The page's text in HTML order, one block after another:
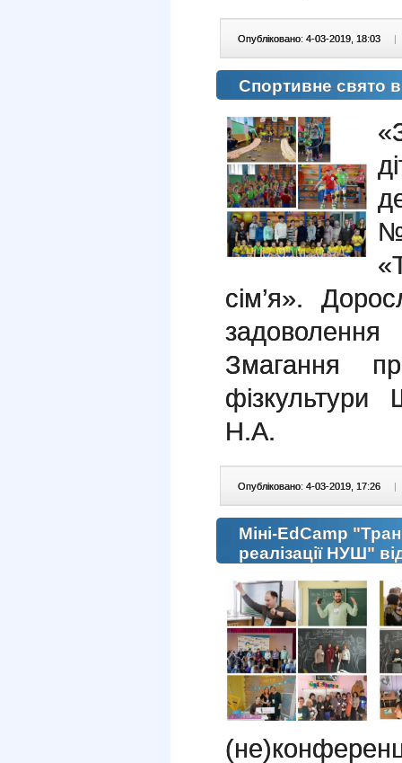
Опубліковано: 4-03-2019, 18:03 |
Спортивне свято
сім’я».
Змагання
Н.А.
Опубліковано: 4-03-2019, 17:26 |
Міні-EdCamp
реалізації НУШ"